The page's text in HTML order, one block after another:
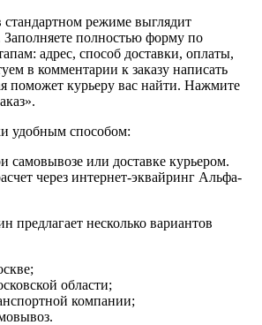
стандартном режиме выглядит
полностью форму по
адрес, способ доставки, оплаты,
в комментарии к заказу написать
поможет курьеру вас найти. Нажмите
удобным способом:
или доставке курьером.
через интернет-эквайринг Альфа-
предлагает несколько вариантов
области;
компании;